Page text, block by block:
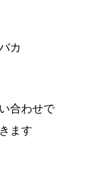
バカ
合わせで
ます